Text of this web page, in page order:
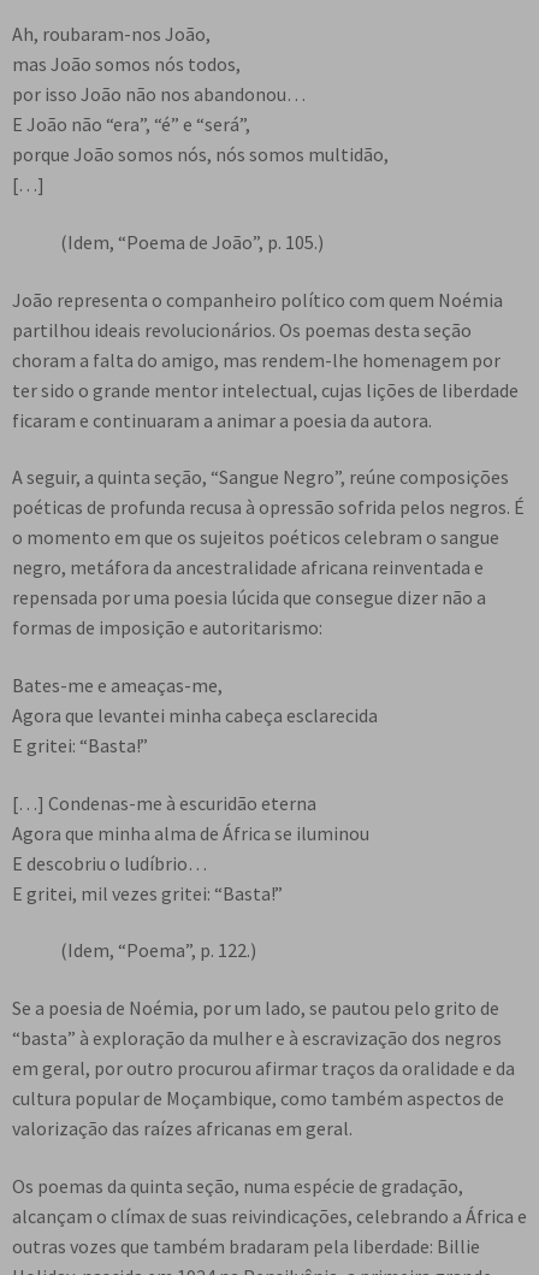
Ah, roubaram-nos João,
mas João somos nós todos,
por isso João não nos abandonou…
E João não “era”, “é” e “será”,
porque João somos nós, nós somos multidão,
[…]
(Idem, “Poema de João”, p. 105.)
João representa o companheiro político com quem Noémia
partilhou ideais revolucionários. Os poemas desta seção
choram a falta do amigo, mas rendem-lhe homenagem por
ter sido o grande mentor intelectual, cujas lições de liberdade
ficaram e continuaram a animar a poesia da autora.
A seguir, a quinta seção, “Sangue Negro”, reúne composições
poéticas de profunda recusa à opressão sofrida pelos negros. É
o momento em que os sujeitos poéticos celebram o sangue
negro, metáfora da ancestralidade africana reinventada e
repensada por uma poesia lúcida que consegue dizer não a
formas de imposição e autoritarismo:
Bates-me e ameaças-me,
Agora que levantei minha cabeça esclarecida
E gritei: “Basta!”
[…] Condenas-me à escuridão eterna
Agora que minha alma de África se iluminou
E descobriu o ludíbrio…
E gritei, mil vezes gritei: “Basta!”
(Idem, “Poema”, p. 122.)
Se a poesia de Noémia, por um lado, se pautou pelo grito de
“basta” à exploração da mulher e à escravização dos negros
em geral, por outro procurou afirmar traços da oralidade e da
cultura popular de Moçambique, como também aspectos de
valorização das raízes africanas em geral.
Os poemas da quinta seção, numa espécie de gradação,
alcançam o clímax de suas reivindicações, celebrando a África e
outras vozes que também bradaram pela liberdade: Billie